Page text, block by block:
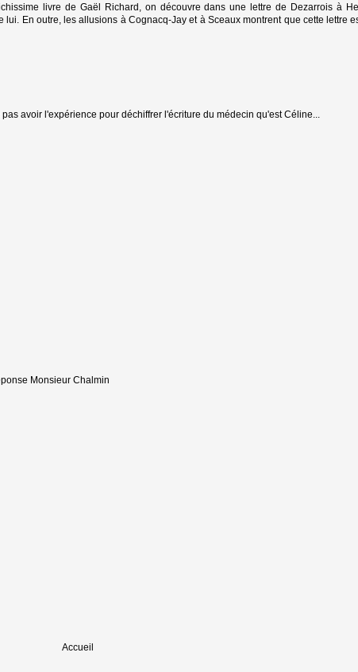
livre de Gaël Richard, on découvre dans une lettre de Dezarrois à
En outre, les allusions à Cognacq-Jay et à Sceaux montrent que cette lettre
avoir l'expérience pour déchiffrer l'écriture du médecin qu'est Céline...
Monsieur Chalmin
Accueil